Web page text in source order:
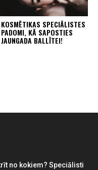
KOSMĒTIKAS SPECIĀLISTES
PADOMI, KĀ SAPOSTIES
JAUNGADA BALLĪTEI!
no kokiem? Speciālisti